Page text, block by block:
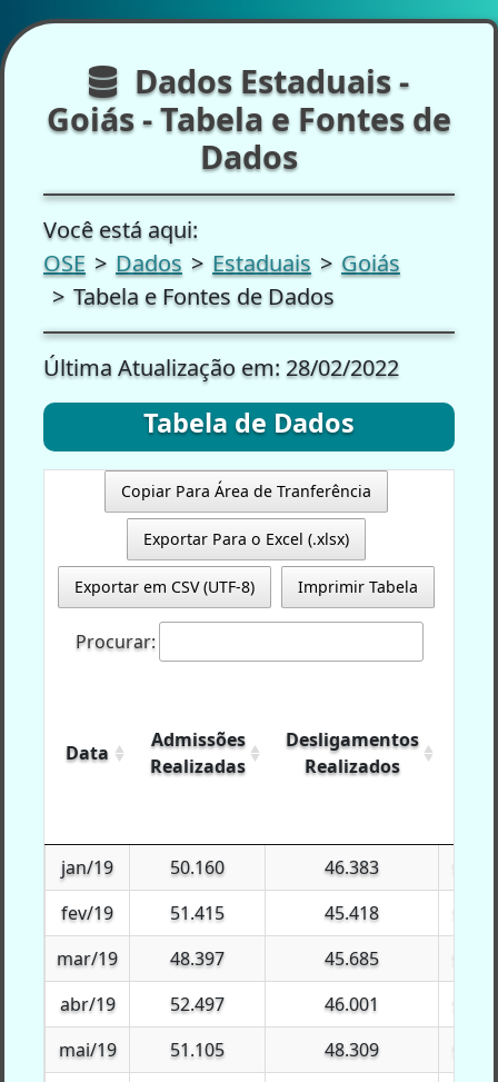
Dados Estaduais -
Goiás - Tabela e Fontes de
Dados
Você está aqui:
OSE
Dados Estaduais
Goiás
Tabela e Fontes de Dados
Última Atualização em: 28/02/2022
Tabela de Dados
Copiar Para Área de Tranferência
Exportar Para o Excel (.xlsx)
Exportar em CSV (UTF-8) Imprimir Tabela
Procurar:
Data
Admissões
Realizadas
Desligamentos
Realizados
Data
Admissões
Realizadas
Desligamentos
Realizados
jan/19 50.160 46.383
fev/19
51.415 45.418
mar/19
48.397 45.685
abr/19
52.497 46.001
mai/19
51.105 48.309
Data
jan/19
fev/19
mar/19
abr/19
mai/19